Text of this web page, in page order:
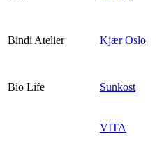
Bindi Atelier Kjær Oslo
Bio Life Sunkost
VITA